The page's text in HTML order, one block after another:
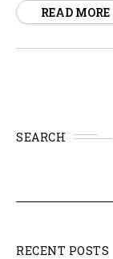
superando el
READ MORE
SEARCH
RECENT POSTS